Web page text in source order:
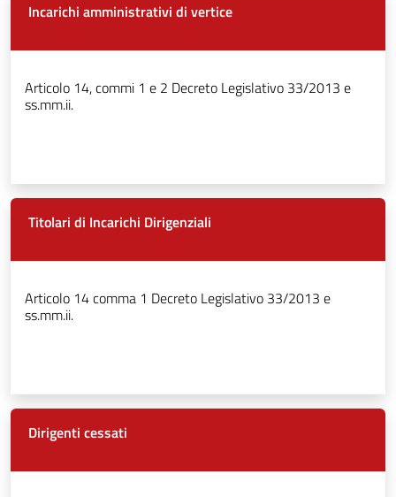
Incarichi amministrativi di vertice
Articolo 14, commi 1 e 2 Decreto Legislativo 33/2013 e
ss.mm.ii.
Titolari di Incarichi Dirigenziali
Articolo 14 comma 1 Decreto Legislativo 33/2013 e
ss.mm.ii.
Dirigenti cessati